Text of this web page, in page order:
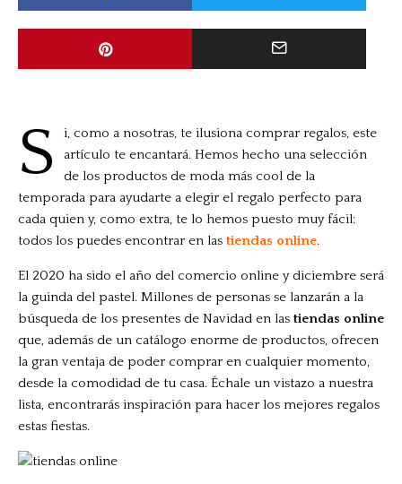
S
i, como a nosotras, te ilusiona comprar regalos, este
artículo te encantará. Hemos hecho una selección
de los productos de moda más cool de la
temporada para ayudarte a elegir el regalo perfecto para
cada quien y, como extra, te lo hemos puesto muy fácil:
todos los puedes encontrar en las tiendas online.
El 2020 ha sido el año del comercio online y diciembre será
la guinda del pastel. Millones de personas se lanzarán a la
búsqueda de los presentes de Navidad en las tiendas online
que, además de un catálogo enorme de productos, ofrecen
la gran ventaja de poder comprar en cualquier momento,
desde la comodidad de tu casa. Échale un vistazo a nuestra
lista, encontrarás inspiración para hacer los mejores regalos
estas fiestas.